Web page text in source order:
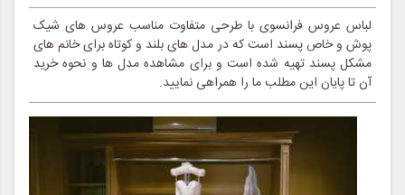
لباس عروس فرانسوی با طرحی متفاوت مناسب عروس های شیک
پوش و خاص پسند است که در مدل های بلند و کوتاه برای خانم های
مشکل پسند تهیه شده است و برای مشاهده مدل ها و نحوه خرید
آن تا پایان این مطلب ما را همراهی نمایید.